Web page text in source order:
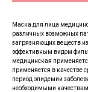
Маска для лица
различных возможных
загрязняющих веществ
эффективным видом
медицинская
применяется в качестве
период эпидемии
необходимыми